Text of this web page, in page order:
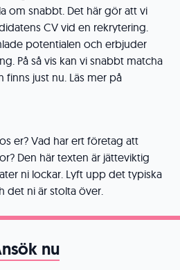
om snabbt. Det här gör att vi
CV vid en rekrytering.
potentialen och erbjuder
På så vis kan vi snabbt matcha
just nu. Läs mer på
er? Vad har ert företag att
Den här texten är jätteviktig
ni lockar. Lyft upp det typiska
det ni är stolta över.
nu